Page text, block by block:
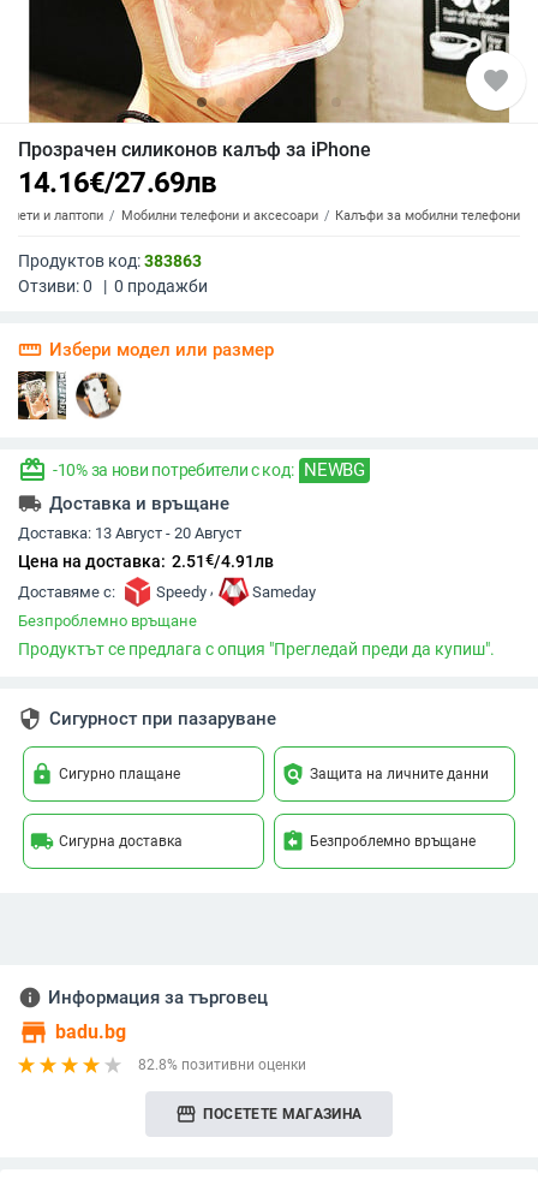
favorite
Прозрачен силиконов калъф за iPhone
14.16€/27.69лв
и лаптопи Мобилни телефони и аксесоари Калъфи за мобилни телефони
Продуктов код:383863
Отзиви:0 | 0 продажби
straighten Избери модел или размер
redeem -10% за нови потребители с код: NEWBG
local_shipping Доставка и връщане
Доставка: 13 Август - 20 Август
Цена на доставка: 2.51€/4.91лв
Доставяме с: Speedy ,
Sameday
Безпроблемно връщане
Продуктът се предлага с опция "Прегледай преди да купиш".
security Сигурност при пазаруване
lock Сигурно плащане policy Защита на личните данни
local_shipping Сигурна доставка assignment_return Безпроблемно връщане
info Информация за търговец
store badu.bg
82.8% позитивни оценки
storefront ПОСЕТЕТЕ МАГАЗИНА